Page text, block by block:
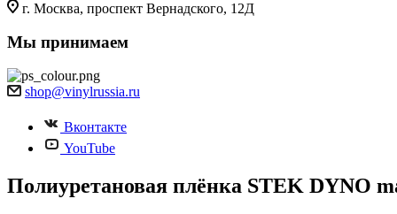
г. Москва, проспект Вернадского, 12Д
Мы принимаем
shop@vinylrussia.ru
Вконтакте
YouTube
Полиуретановая плёнка STEK DYNO